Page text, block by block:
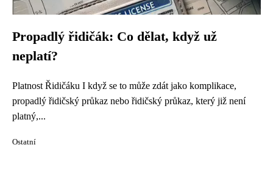
Propadlý řidičák: Co dělat, když už
neplatí?
Platnost Řidičáku I když se to může zdát jako komplikace,
propadlý řidičský průkaz nebo řidičský průkaz, který již není
platný,...
Ostatní